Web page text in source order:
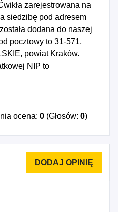
zarejestrowana na
siedzibę pod adresem
dodana do naszej
pocztowy to 31-571,
powiat Kraków.
NIP to
REGON dla
PKD to: 8551Z -
- Pozostała działalność
ocena: 0 (Głosów: 0)